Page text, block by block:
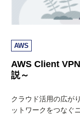
AWS
AWS Client
説～
クラウド活用の広が
ットワークをつなぐ